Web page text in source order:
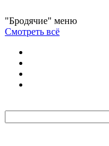
"Бродячие" меню
Смотреть всё